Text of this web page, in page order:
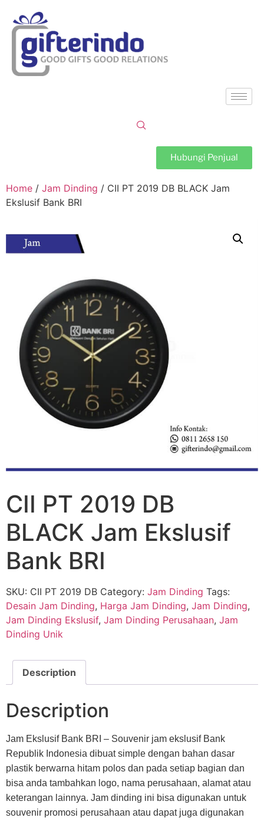
Hubungi Penjual
Home / Jam Dinding / CII PT 2019 DB BLACK Jam
Ekslusif Bank BRI
CII PT 2019 DB
BLACK Jam Ekslusif
Bank BRI
SKU: CII PT 2019 DB Category: Jam Dinding Tags:
Desain Jam Dinding, Harga Jam Dinding, Jam Dinding,
Jam Dinding Ekslusif, Jam Dinding Perusahaan, Jam
Dinding Unik
Description
Description
Jam Ekslusif Bank BRI – Souvenir jam ekslusif Bank
Republik Indonesia dibuat simple dengan bahan dasar
plastik berwarna hitam polos dan pada setiap bagian dan
bisa anda tambahkan logo, nama perusahaan, alamat atau
keterangan lainnya. Jam dinding ini bisa digunakan untuk
souvenir promosi perusahaan atau dapat juga digunakan